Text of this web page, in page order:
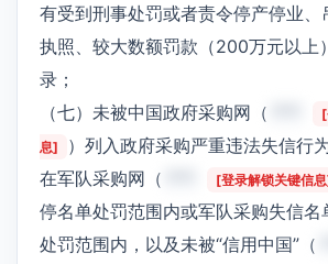
有受到刑事处罚或者责令停产停业、
执照、较大数额罚款（200万元以上
录；
（七）未被中国政府采购网（
息]
）列入政府采购严重违法失信行
在军队采购网（
[登录解锁关键信
停名单处罚范围内或军队采购失信名
处罚范围内，以及未被“信用中国”（